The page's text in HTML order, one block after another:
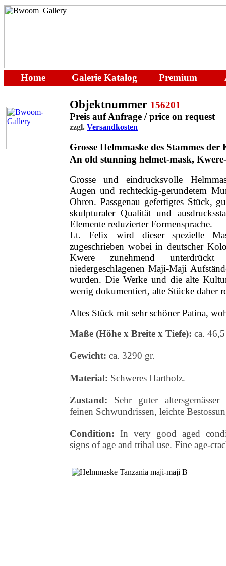
Home Galerie Katalog Premium
Objektnummer 156201
Preis auf Anfrage / price on request
zzgl. Versandkosten
Grosse Helmmaske des Stammes der
An old stunning helmet-mask,
Grosse und eindrucksvolle
Augen und rechteckig-gerundetem
Ohren. Passgenau gefertigtes Stück,
skulpturaler Qualität und
Elemente reduzierter Formensprache.
Lt. Felix wird dieser spezielle
zugeschrieben wobei in deutscher
Kwere zunehmend
niedergeschlagenen Maji-Maji
wurden. Die Werke und die alte
wenig dokumentiert, alte Stücke daher
Altes Stück mit sehr schöner Patina,
Maße (Höhe x Breite x Tiefe): ca.
Gewicht: ca. 3290 gr.
Material: Schweres Hartholz.
Zustand: Sehr guter
feinen Schwundrissen, leichte
Condition: In very good aged
signs of age and tribal use. Fine age-